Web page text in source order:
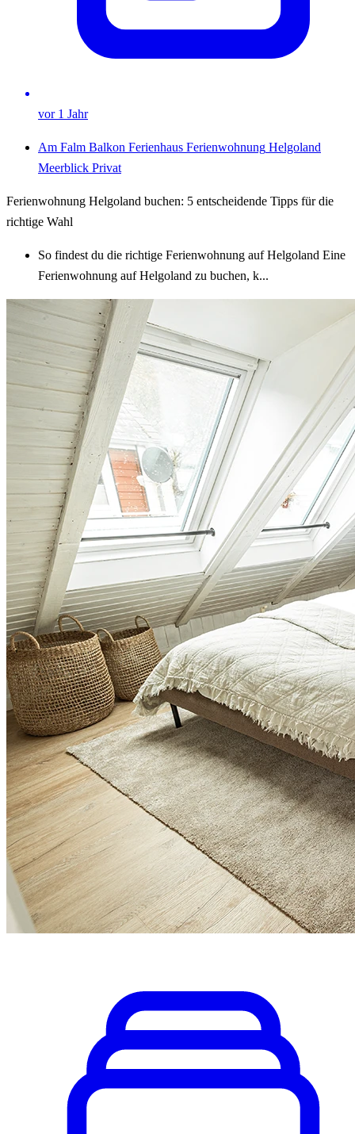
vor 1 Jahr
Am Falm Balkon Ferienhaus Ferienwohnung Helgoland
Meerblick Privat
Ferienwohnung Helgoland buchen: 5 entscheidende Tipps für die
richtige Wahl
So findest du die richtige Ferienwohnung auf Helgoland Eine
Ferienwohnung auf Helgoland zu buchen, k...